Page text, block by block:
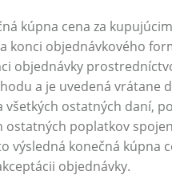
kúpna cena za
konci objednávkového
objednávky
a je uvedená vrátane
ostatných daní,
ostatných poplatkov
výsledná konečná kúpna
objednávky.